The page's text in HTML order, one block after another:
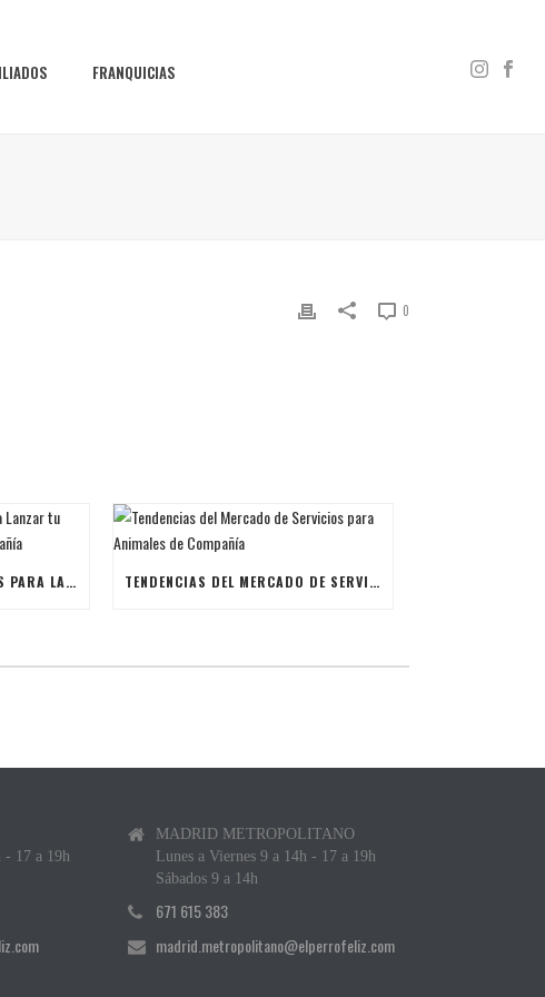
FRANQUICIAS
0
ÚLTIMAS BECAS NAVIDEÑAS PARA LANZAR TU FRANQUICIA DE ANIMALES DE COMPAÑÍA TENDENCIAS DEL MERCADO DE SERVICIOS PARA ANIMALES DE COMPAÑÍA
- 17 a 19h
MADRID METROPOLITANO
Lunes a Viernes 9 a 14h - 17 a 19h
Sábados 9 a 14h
671 615 383
madrid.metropolitano@elperrofeliz.com